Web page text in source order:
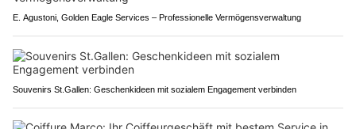
E. Agustoni, Golden Eagle Services – Professionelle Vermögensverwaltung
Souvenirs St.Gallen: Geschenkideen mit sozialem Engagement verbinden